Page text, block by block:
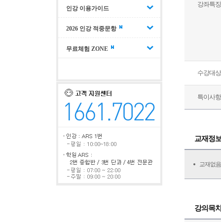
인강 이용가이드
2026 인강 적중문항
무료체험 ZONE
강좌특징
수강대상
특이사항
교재정
교재없음
강의목